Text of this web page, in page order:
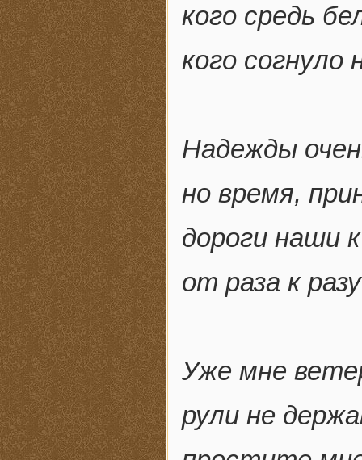
кого средь
кого согнуло
Надежды
но время,
дороги наши
от раза к
Уже мне
рули не